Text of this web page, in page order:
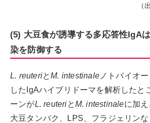
（
(5) 大豆食が誘導する多応答性IgA
染を防御する
L. reuteriとM. intestinale ノトバイオ
したIgAハイブリドーマを解析したと
ーンがL. reuteriとM. intestinaleに加え
大豆タンパク、LPS、フラジェリン